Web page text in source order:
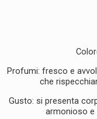
Profumi: fresco e
che
Gusto: si presenta
armonioso e